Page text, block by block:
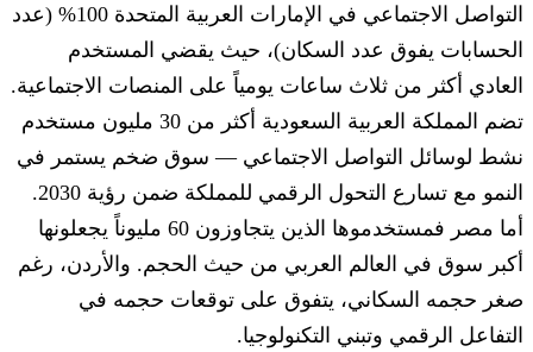
التواصل الاجتماعي في الإمارات العربية المتحدة 100% (عدد
الحسابات يفوق عدد السكان)، حيث يقضي المستخدم
العادي أكثر من ثلاث ساعات يومياً على المنصات الاجتماعية.
تضم المملكة العربية السعودية أكثر من 30 مليون مستخدم
نشط لوسائل التواصل الاجتماعي — سوق ضخم يستمر في
النمو مع تسارع التحول الرقمي للمملكة ضمن رؤية 2030.
أما مصر فمستخدموها الذين يتجاوزون 60 مليوناً يجعلونها
أكبر سوق في العالم العربي من حيث الحجم. والأردن، رغم
صغر حجمه السكاني، يتفوق على توقعات حجمه في
التفاعل الرقمي وتبني التكنولوجيا.